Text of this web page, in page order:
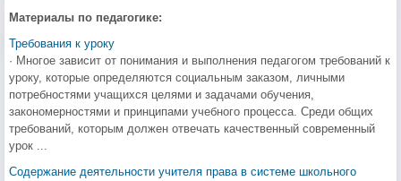
Материалы по педагогике:
Требования к уроку
· Многое зависит от понимания и выполнения педагогом требований к
уроку, которые определяются социальным заказом, личными
потребностями учащихся целями и задачами обучения,
закономерностями и принципами учебного процесса. Среди общих
требований, которым должен отвечать качественный современный
урок ...
Содержание деятельности учителя права в системе школьного